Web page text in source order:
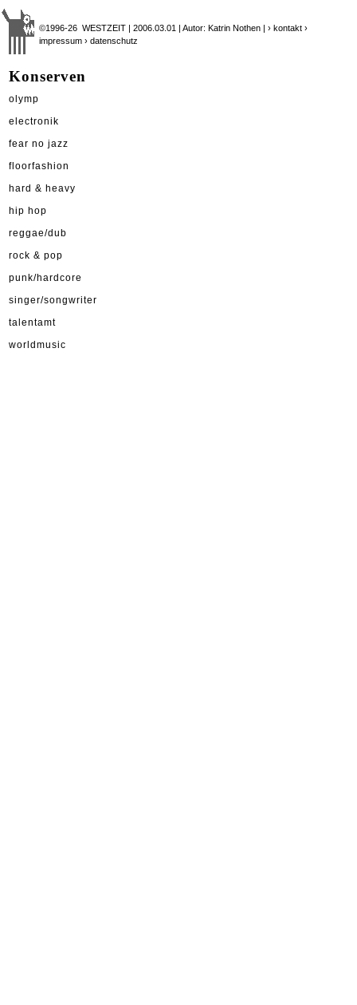
©1996-26 WESTZEIT | 2006.03.01 | Autor: Katrin Nothen |› kontakt ›
impressum › datenschutz
Konserven
olymp
electronik
fear no jazz
floorfashion
hard & heavy
hip hop
reggae/dub
rock & pop
punk/hardcore
singer/songwriter
talentamt
worldmusic